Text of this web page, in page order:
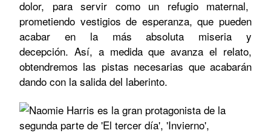
dolor, para servir como un refugio maternal,
prometiendo vestigios de esperanza, que pueden
acabar en la más absoluta miseria y
decepción. Así, a medida que avanza el relato,
obtendremos las pistas necesarias que acabarán
dando con la salida del laberinto.